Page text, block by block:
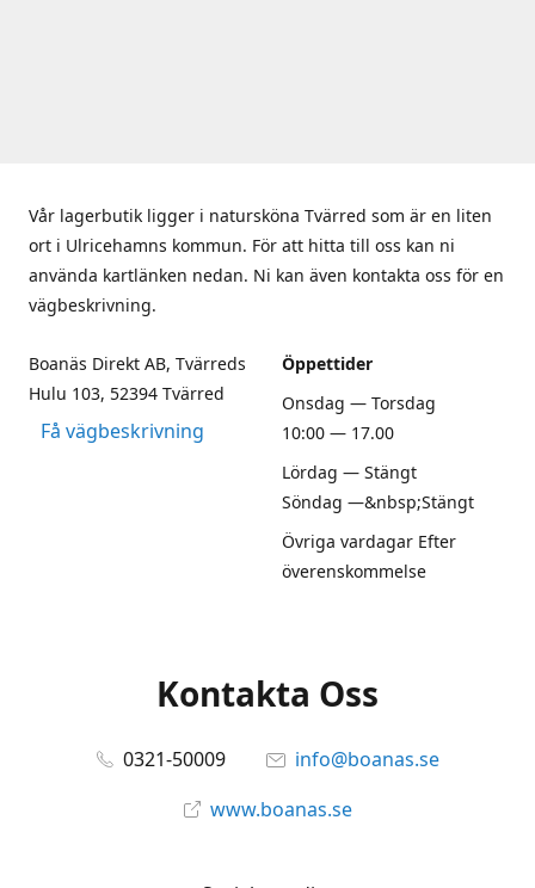
Vår lagerbutik ligger i natursköna Tvärred som är en liten
ort i Ulricehamns kommun. För att hitta till oss kan ni
använda kartlänken nedan. Ni kan även kontakta oss för en
vägbeskrivning.
Boanäs Direkt AB, Tvärreds
Hulu 103, 52394 Tvärred
Få vägbeskrivning
Öppettider
Onsdag — Torsdag
10:00 — 17.00
Lördag — Stängt
Söndag —&nbsp;Stängt
Övriga vardagar Efter
överenskommelse
Kontakta Oss
0321-50009
info@boanas.se
www.boanas.se